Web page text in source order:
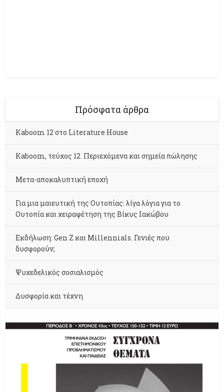
Πρόσφατα άρθρα
Kaboom 12 στο Literature House
Kaboom, τεύχος 12. Περιεχόμενα και σημεία πώλησης
Μετα-αποκαλυπτική εποχή
Για μια μαιευτική της Ουτοπίας: λίγα λόγια για το
Ουτοπία και χειραφέτηση της Βίκυς Ιακώβου
Εκδήλωση: Gen Z και Millennials. Γενιές που
δυσφορούν;
Ψυχεδελικός σοσιαλισμός
Δυσφορία και τέχνη